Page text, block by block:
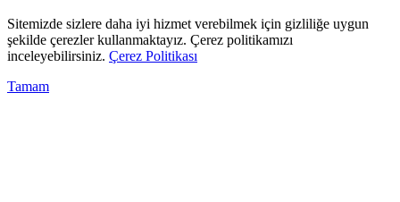
Sitemizde sizlere daha iyi hizmet verebilmek için gizliliğe uygun
şekilde çerezler kullanmaktayız. Çerez politikamızı
inceleyebilirsiniz. Çerez Politikası
Tamam